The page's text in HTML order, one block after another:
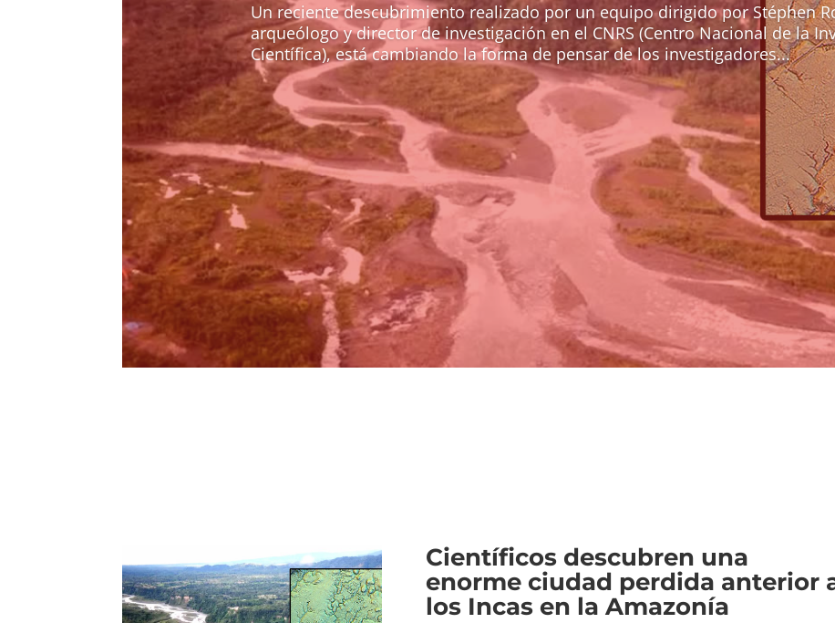
Un reciente descubrimiento realizado por un equipo dirigido por Stéphen
arqueólogo y director de investigación en el CNRS (Centro Nacional de la
Científica), está cambiando la forma de pensar de los investigadores...
Científicos descubren una
enorme ciudad perdida anterior
los Incas en la Amazonía